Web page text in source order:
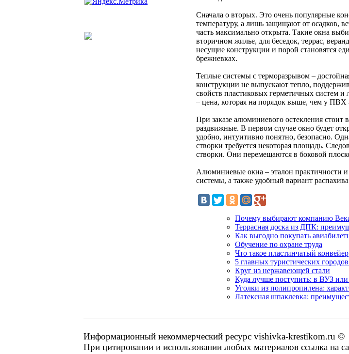
Сначала о вторых. Это очень популярные
температуру, а лишь защищают от осадков,
часть максимально открыта. Такие окна
вторичном жилье, для беседок, террас,
несущие конструкции и порой становятся
брежневках.
Теплые системы с терморазрывом –
конструкции не выпускают тепло,
свойств пластиковых герметичных систем
– цена, которая на порядок выше, чем у ПВХ
При заказе алюминиевого остекления стоит
раздвижные. В первом случае окно будет
удобно, интуитивно понятно, безопасно.
створки требуется некоторая площадь.
створки. Они перемещаются в боковой
Алюминиевые окна – эталон практичности
системы, а также удобный вариант
Почему выбирают компанию
Террасная доска из ДПК:
Как выгодно покупать
Обучение по охране труда
Что такое пластинчатый конвейер
5 главных туристических
Круг из нержавеющей стали
Куда лучше поступить: в ВУЗ
Уголки из полипропилена:
Латексная шпаклевка:
Информационный некоммерческий ресурс vishivka-krestikom.ru ©
При цитировании и использовании любых материалов ссылка на